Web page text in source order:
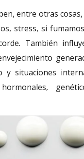
entre otras
stress, si
También
y situaciones